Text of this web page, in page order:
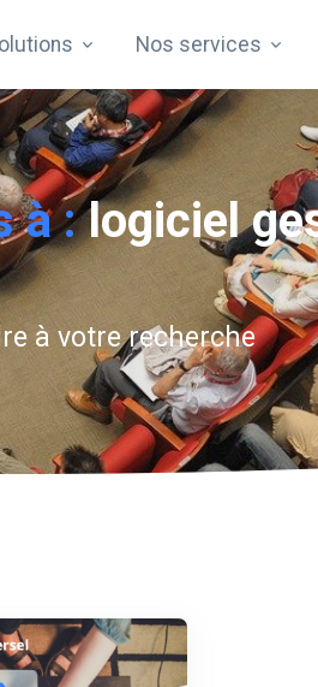
Nos services
à :logiciel
à votre recherche